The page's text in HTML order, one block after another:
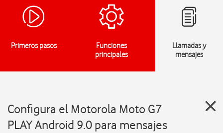
Primeros pasos
Funciones
principales
Llamadas y
mensajes
Configura el Motorola Moto G7
PLAY Android 9.0 para mensajes